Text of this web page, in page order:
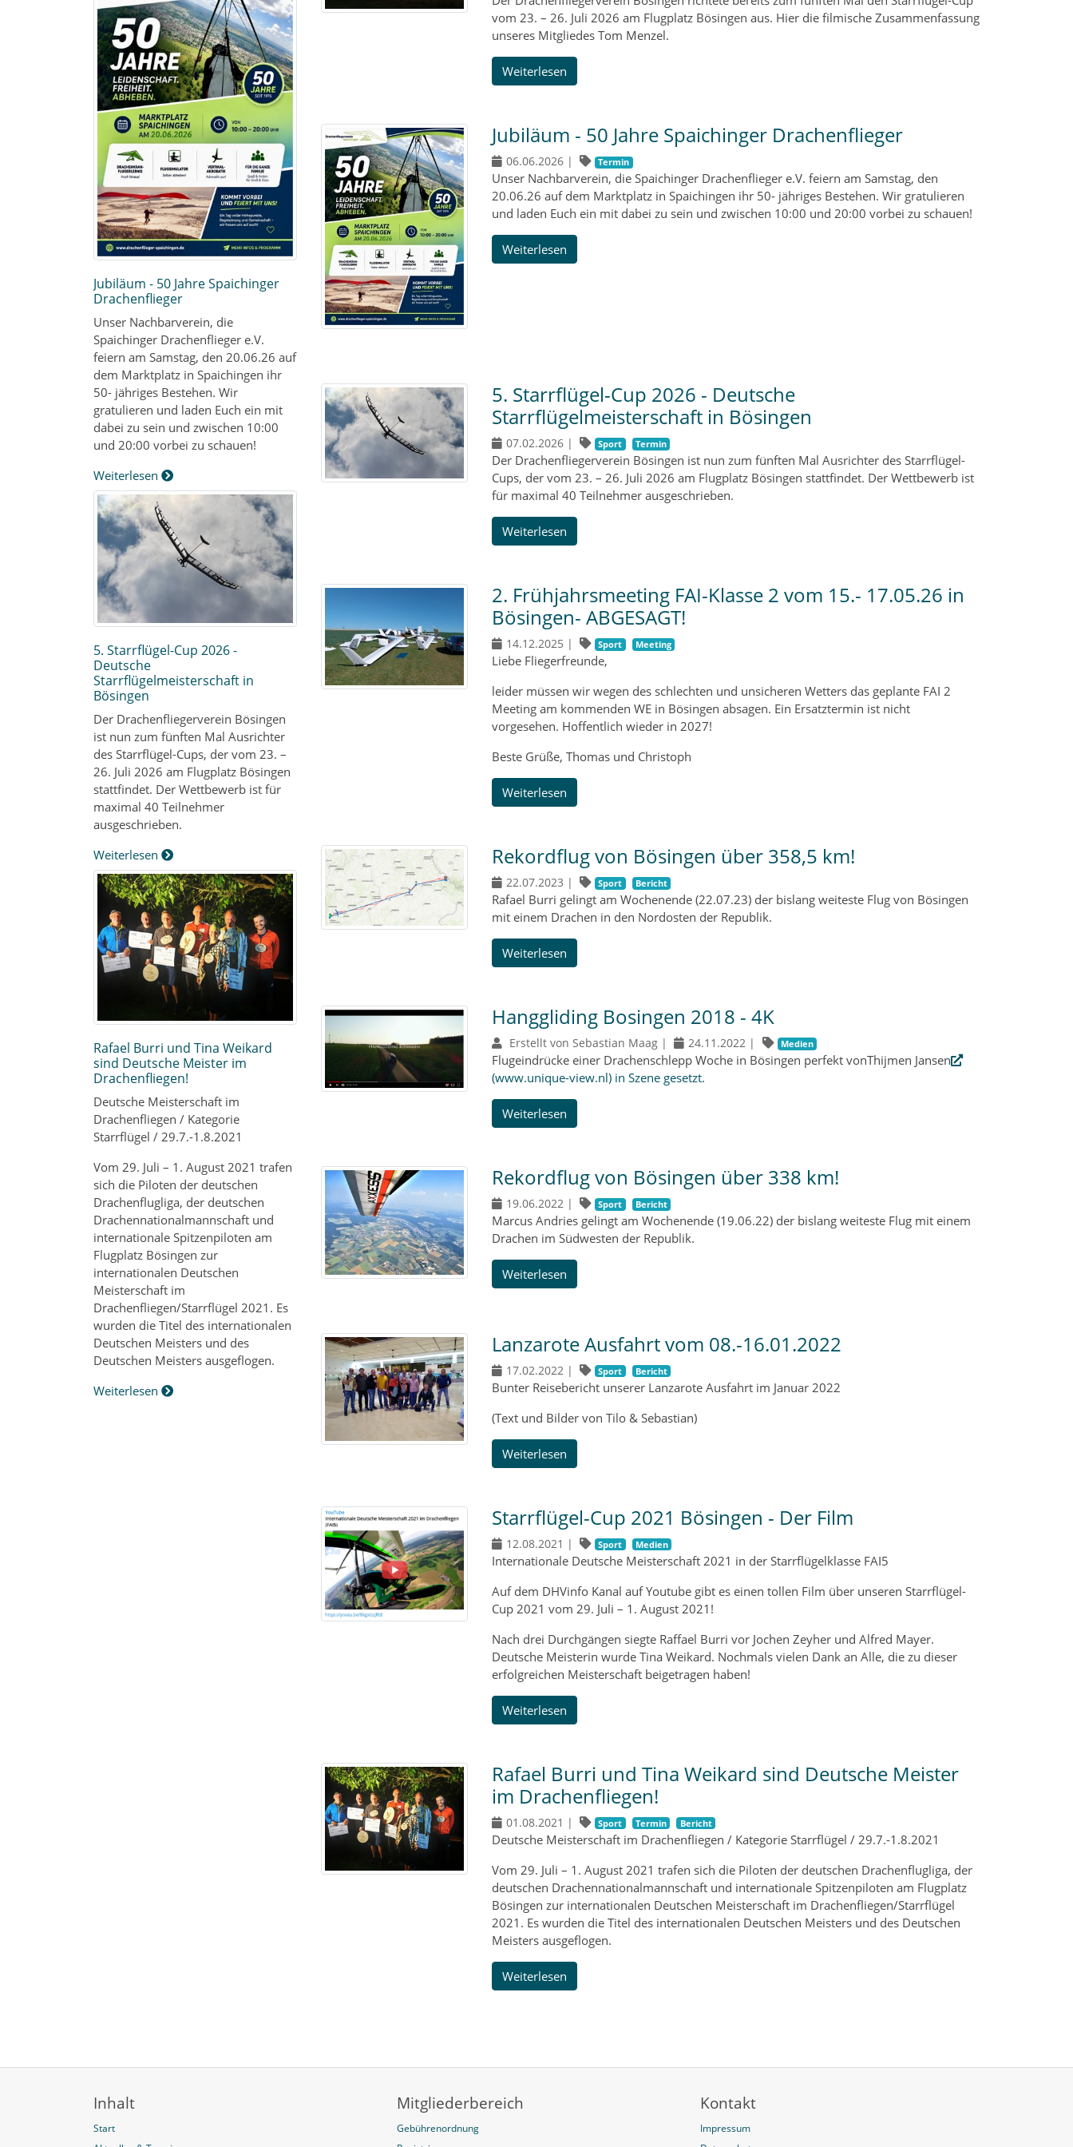
vom 23. – 26. Juli 2026 am Flugplatz Bösingen aus. Hier die filmische Zusammenfassung
unseres Mitgliedes Tom Menzel.
Weiterlesen
Jubiläum - 50 Jahre Spaichinger Drachenflieger
06.06.2026 | Termin
Unser Nachbarverein, die Spaichinger Drachenflieger e.V. feiern am Samstag, den
20.06.26 auf dem Marktplatz in Spaichingen ihr 50- jähriges Bestehen. Wir gratulieren
und laden Euch ein mit dabei zu sein und zwischen 10:00 und 20:00 vorbei zu schauen!
Weiterlesen
5. Starrflügel-Cup 2026 - Deutsche
Starrflügelmeisterschaft in Bösingen
07.02.2026 | Sport Termin
Der Drachenfliegerverein Bösingen ist nun zum fünften Mal Ausrichter des Starrflügel-
Cups, der vom 23. – 26. Juli 2026 am Flugplatz Bösingen stattfindet. Der Wettbewerb ist
für maximal 40 Teilnehmer ausgeschrieben.
Weiterlesen
2. Frühjahrsmeeting FAI-Klasse 2 vom 15.- 17.05.26 in
Bösingen- ABGESAGT!
14.12.2025 | Sport Meeting
Liebe Fliegerfreunde,
leider müssen wir wegen des schlechten und unsicheren Wetters das geplante FAI 2
Meeting am kommenden WE in Bösingen absagen. Ein Ersatztermin ist nicht
vorgesehen. Hoffentlich wieder in 2027!
Beste Grüße, Thomas und Christoph
Weiterlesen
Rekordflug von Bösingen über 358,5 km!
22.07.2023 | Sport Bericht
Rafael Burri gelingt am Wochenende (22.07.23) der bislang weiteste Flug von Bösingen
mit einem Drachen in den Nordosten der Republik.
Weiterlesen
Hanggliding Bosingen 2018 - 4K
Erstellt von Sebastian Maag | 24.11.2022 | Medien
Flugeindrücke einer Drachenschlepp Woche in Bösingen perfekt vonThijmen Jansen
(www.unique-view.nl) in Szene gesetzt.
Weiterlesen
Rekordflug von Bösingen über 338 km!
19.06.2022 | Sport Bericht
Marcus Andries gelingt am Wochenende (19.06.22) der bislang weiteste Flug mit einem
Drachen im Südwesten der Republik.
Weiterlesen
Lanzarote Ausfahrt vom 08.-16.01.2022
17.02.2022 | Sport Bericht
Bunter Reisebericht unserer Lanzarote Ausfahrt im Januar 2022
(Text und Bilder von Tilo & Sebastian)
Weiterlesen
Starrflügel-Cup 2021 Bösingen - Der Film
12.08.2021 | Sport Medien
Internationale Deutsche Meisterschaft 2021 in der Starrflügelklasse FAI5
Auf dem DHVinfo Kanal auf Youtube gibt es einen tollen Film über unseren Starrflügel-
Cup 2021 vom 29. Juli – 1. August 2021!
Nach drei Durchgängen siegte Raffael Burri vor Jochen Zeyher und Alfred Mayer.
Deutsche Meisterin wurde Tina Weikard. Nochmals vielen Dank an Alle, die zu dieser
erfolgreichen Meisterschaft beigetragen haben!
Weiterlesen
Rafael Burri und Tina Weikard sind Deutsche Meister
im Drachenfliegen!
01.08.2021 | Sport Termin Bericht
Deutsche Meisterschaft im Drachenfliegen / Kategorie Starrflügel / 29.7.-1.8.2021
Vom 29. Juli – 1. August 2021 trafen sich die Piloten der deutschen Drachenflugliga, der
deutschen Drachennationalmannschaft und internationale Spitzenpiloten am Flugplatz
Bösingen zur internationalen Deutschen Meisterschaft im Drachenfliegen/Starrflügel
2021. Es wurden die Titel des internationalen Deutschen Meisters und des Deutschen
Meisters ausgeflogen.
Weiterlesen
Jubiläum - 50 Jahre Spaichinger
Drachenflieger
Unser Nachbarverein, die
Spaichinger Drachenflieger e.V.
feiern am Samstag, den 20.06.26 auf
dem Marktplatz in Spaichingen ihr
50- jähriges Bestehen. Wir
gratulieren und laden Euch ein mit
dabei zu sein und zwischen 10:00
und 20:00 vorbei zu schauen!
Weiterlesen
5. Starrflügel-Cup 2026 -
Deutsche
Starrflügelmeisterschaft in
Bösingen
Der Drachenfliegerverein Bösingen
ist nun zum fünften Mal Ausrichter
des Starrflügel-Cups, der vom 23. –
26. Juli 2026 am Flugplatz Bösingen
stattfindet. Der Wettbewerb ist für
maximal 40 Teilnehmer
ausgeschrieben.
Weiterlesen
Rafael Burri und Tina Weikard
sind Deutsche Meister im
Drachenfliegen!
Deutsche Meisterschaft im
Drachenfliegen / Kategorie
Starrflügel / 29.7.-1.8.2021
Vom 29. Juli – 1. August 2021 trafen
sich die Piloten der deutschen
Drachenflugliga, der deutschen
Drachennationalmannschaft und
internationale Spitzenpiloten am
Flugplatz Bösingen zur
internationalen Deutschen
Meisterschaft im
Drachenfliegen/Starrflügel 2021. Es
wurden die Titel des internationalen
Deutschen Meisters und des
Deutschen Meisters ausgeflogen.
Weiterlesen
Inhalt
Start
Mitgliederbereich
Gebührenordnung
Kontakt
Impressum